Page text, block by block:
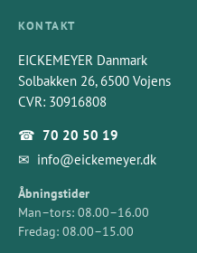
KONTAKT
EICKEMEYER Danmark
Solbakken 26, 6500 Vojens
CVR: 30916808
☎ 70 20 50 19
✉ info@eickemeyer.dk
Åbningstider
Man–tors: 08.00–16.00
Fredag: 08.00–15.00